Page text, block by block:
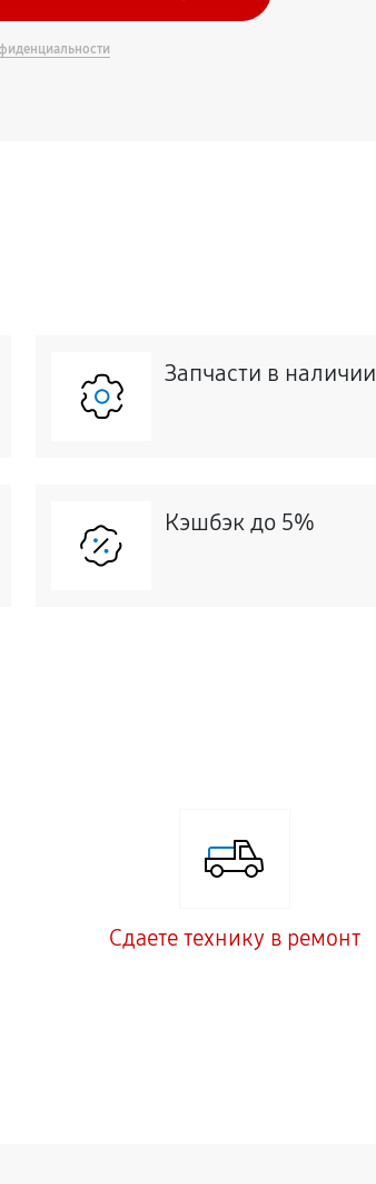
Запчасти в наличии
Кэшбэк до 5%
Сдаете технику в ремонт